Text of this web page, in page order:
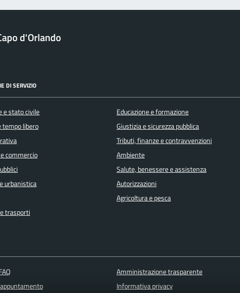
d'Orlando
DI SERVIZIO
e stato civile
tempo libero
commercio
urbanistica
trasporti
Educazione e formazione
Giustizia e sicurezza pubblica
Tributi, finanze e contravvenzioni
Ambiente
Salute, benessere e assistenza
Autorizzazioni
Agricoltura e pesca
Amministrazione trasparente
Informativa privacy